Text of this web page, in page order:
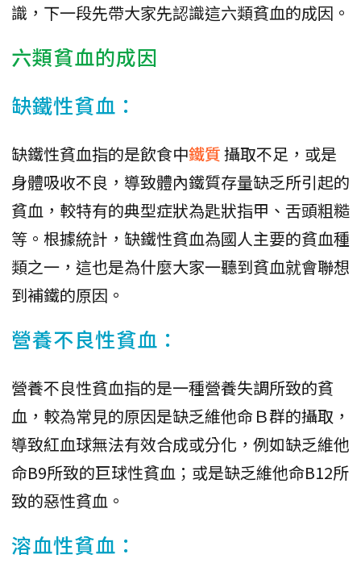
識，下一段先帶大家先認識這六類貧血的成因。
六類貧血的成因
缺鐵性貧血：
缺鐵性貧血指的是飲食中鐵質攝取不足，或是
身體吸收不良，導致體內鐵質存量缺乏所引起的
貧血，較特有的典型症狀為匙狀指甲、舌頭粗糙
等。根據統計，缺鐵性貧血為國人主要的貧血種
類之一，這也是為什麼大家一聽到貧血就會聯想
到補鐵的原因。
營養不良性貧血：
營養不良性貧血指的是一種營養失調所致的貧
血，較為常見的原因是缺乏維他命Ｂ群的攝取，
導致紅血球無法有效合成或分化，例如缺乏維他
命B9所致的巨球性貧血；或是缺乏維他命B12所
致的惡性貧血。
溶血性貧血：